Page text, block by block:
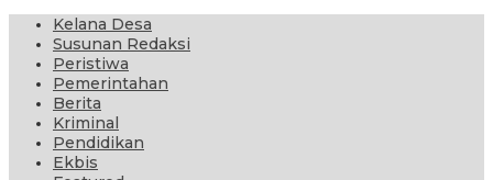
Kelana Desa
Susunan Redaksi
Peristiwa
Pemerintahan
Berita
Kriminal
Pendidikan
Ekbis